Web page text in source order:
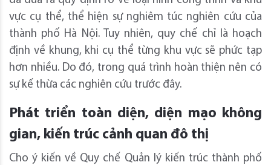
vực cụ thể, thể hiện sự nghiêm túc nghiên cứu của
thành phố Hà Nội. Tuy nhiên, quy chế chỉ là hoạch
định về khung, khi cụ thể từng khu vực sẽ phức tạp
hơn nhiều. Do đó, trong quá trình hoàn thiện nên có
sự kế thừa các nghiên cứu trước đây.
Phát triển toàn diện, diện mạo không
gian, kiến trúc cảnh quan đô thị
Cho ý kiến về Quy chế Quản lý kiến trúc thành phố